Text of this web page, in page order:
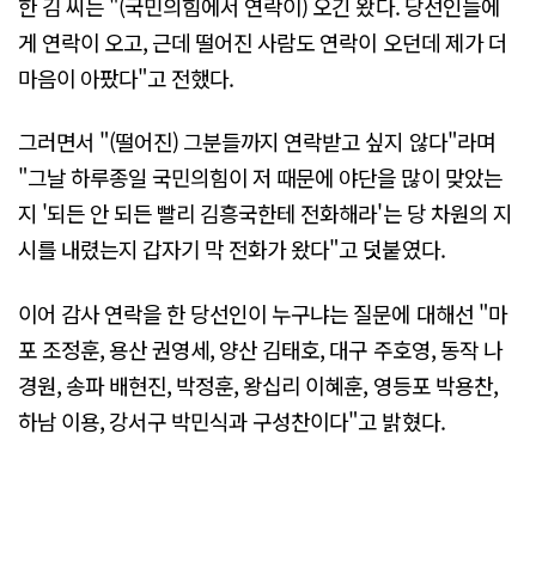
게 연락이 오고, 근데 떨어진 사람도 연락이 오던데 제가 더
마음이 아팠다"고 전했다.
그러면서 "(떨어진) 그분들까지 연락받고 싶지 않다"라며
"그날 하루종일 국민의힘이 저 때문에 야단을 많이 맞았는
지 '되든 안 되든 빨리 김흥국한테 전화해라'는 당 차원의 지
시를 내렸는지 갑자기 막 전화가 왔다"고 덧붙였다.
이어 감사 연락을 한 당선인이 누구냐는 질문에 대해선 "마
포 조정훈, 용산 권영세, 양산 김태호, 대구 주호영, 동작 나
경원, 송파 배현진, 박정훈, 왕십리 이혜훈, 영등포 박용찬,
하남 이용, 강서구 박민식과 구성찬이다"고 밝혔다.